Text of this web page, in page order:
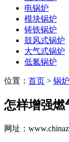
电锅炉
模块锅炉
铸铁锅炉
鼓风式锅炉
大气式锅炉
低氮锅炉
位置： 首页 > 锅
怎样增强燃
网址：